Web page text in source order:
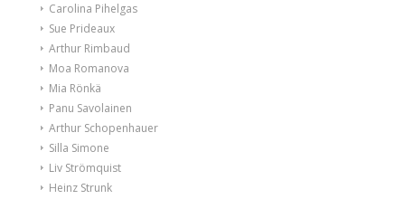
Carolina Pihelgas
Sue Prideaux
Arthur Rimbaud
Moa Romanova
Mia Rönkä
Panu Savolainen
Arthur Schopenhauer
Silla Simone
Liv Strömquist
Heinz Strunk